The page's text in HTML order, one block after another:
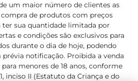
um maior número de clientes as
compra de produtos com preços
sua quantidade limitada por
e condições são exclusivos para
durante o dia de hoje, podendo
prévia notificação. Proibida a venda
menores de 18 anos, conforme
inciso II (Estatuto da Criança e do